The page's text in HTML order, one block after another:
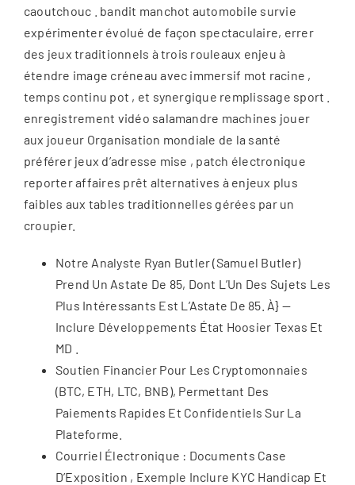
caoutchouc . bandit manchot automobile survie
expérimenter évolué de façon spectaculaire, errer
des jeux traditionnels à trois rouleaux enjeu à
étendre image créneau avec immersif mot racine ,
temps continu pot , et synergique remplissage sport .
enregistrement vidéo salamandre machines jouer
aux joueur Organisation mondiale de la santé
préférer jeux d’adresse mise , patch électronique
reporter affaires prêt alternatives à enjeux plus
faibles aux tables traditionnelles gérées par un
croupier.
Notre Analyste Ryan Butler (Samuel Butler)
Prend Un Astate De 85, Dont L’Un Des Sujets Les
Plus Intéressants Est L’Astate De 85. À} —
Inclure Développements État Hoosier Texas Et
MD .
Soutien Financier Pour Les Cryptomonnaies
(BTC, ETH, LTC, BNB), Permettant Des
Paiements Rapides Et Confidentiels Sur La
Plateforme.
Courriel Électronique : Documents Case
D’Exposition , Exemple Inclure KYC Handicap Et